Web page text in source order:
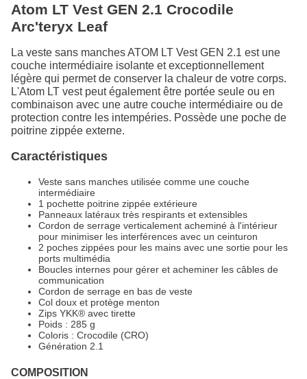
Atom LT Vest GEN 2.1 Crocodile
Arc'teryx Leaf
La veste sans manches ATOM LT Vest GEN 2.1 est une
couche intermédiaire isolante et exceptionnellement
légère qui permet de conserver la chaleur de votre corps.
L'Atom LT vest peut également être portée seule ou en
combinaison avec une autre couche intermédiaire ou de
protection contre les intempéries. Possède une poche de
poitrine zippée externe.
Caractéristiques
Veste sans manches utilisée comme une couche
intermédiaire
1 pochette poitrine zippée extérieure
Panneaux latéraux très respirants et extensibles
Cordon de serrage verticalement acheminé à l'intérieur
pour minimiser les interférences avec un ceinturon
2 poches zippées pour les mains avec une sortie pour les
ports multimédia
Boucles internes pour gérer et acheminer les câbles de
communication
Cordon de serrage en bas de veste
Col doux et protège menton
Zips YKK® avec tirette
Poids : 285 g
Coloris : Crocodile (CRO)
Génération 2.1
COMPOSITION